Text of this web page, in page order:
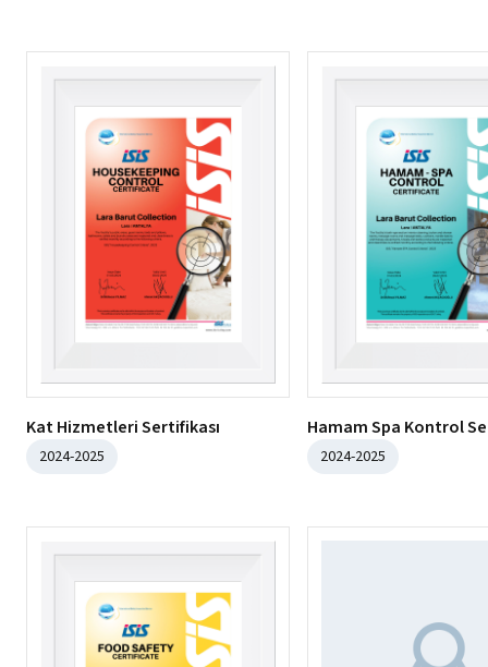
Kat Hizmetleri Sertifikası
2024-2025
Hamam Spa Kontrol
2024-2025